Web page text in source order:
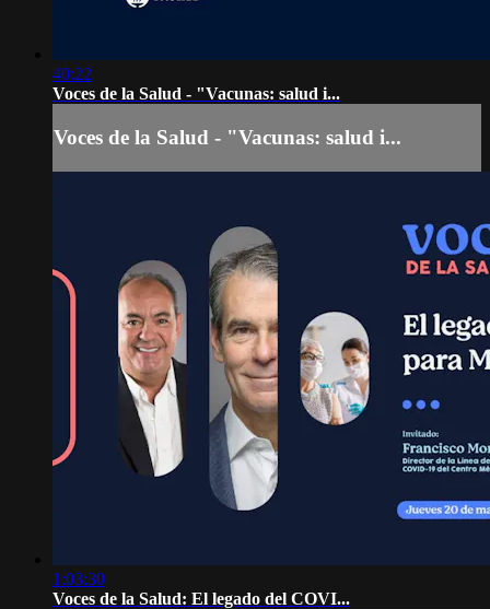
40:22
Voces de la Salud - "Vacunas: salud i...
Voces de la Salud - "Vacunas: salud i...
1:03:30
Voces de la Salud: El legado del COVI...